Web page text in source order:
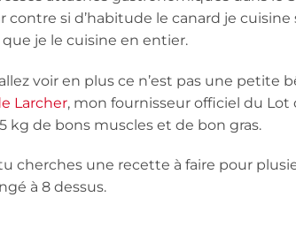
contre si d’habitude le canard je
que je le cuisine en entier.
voir en plus ce n’est pas une petite
Larcher, mon fournisseur officiel du Lot
kg de bons muscles et de bon gras.
cherches une recette à faire pour
à 8 dessus.